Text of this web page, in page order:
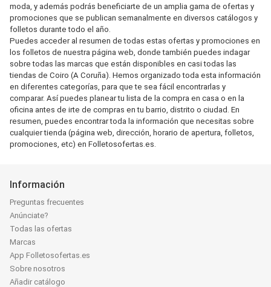
moda, y además podrás beneficiarte de un amplia gama de ofertas y
promociones que se publican semanalmente en diversos catálogos y
folletos durante todo el año.
Puedes acceder al resumen de todas estas ofertas y promociones en
los folletos de nuestra página web, donde también puedes indagar
sobre todas las marcas que están disponibles en casi todas las
tiendas de Coiro (A Coruña). Hemos organizado toda esta información
en diferentes categorías, para que te sea fácil encontrarlas y
comparar. Así puedes planear tu lista de la compra en casa o en la
oficina antes de irte de compras en tu barrio, distrito o ciudad. En
resumen, puedes encontrar toda la información que necesitas sobre
cualquier tienda (página web, dirección, horario de apertura, folletos,
promociones, etc) en Folletosofertas.es.
Información
Preguntas frecuentes
Anúnciate?
Todas las ofertas
Marcas
App Folletosofertas.es
Sobre nosotros
Añadir catálogo